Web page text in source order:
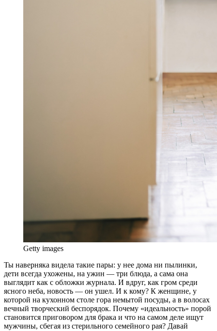
Getty images
Ты наверняка видела такие пары: у нее дома ни пылинки,
дети всегда ухожены, на ужин — три блюда, а сама она
выглядит как с обложки журнала. И вдруг, как гром среди
ясного неба, новость — он ушел. И к кому? К женщине, у
которой на кухонном столе гора немытой посуды, а в волосах
вечный творческий беспорядок. Почему «идеальность» порой
становится приговором для брака и что на самом деле ищут
мужчины, сбегая из стерильного семейного рая? Давай